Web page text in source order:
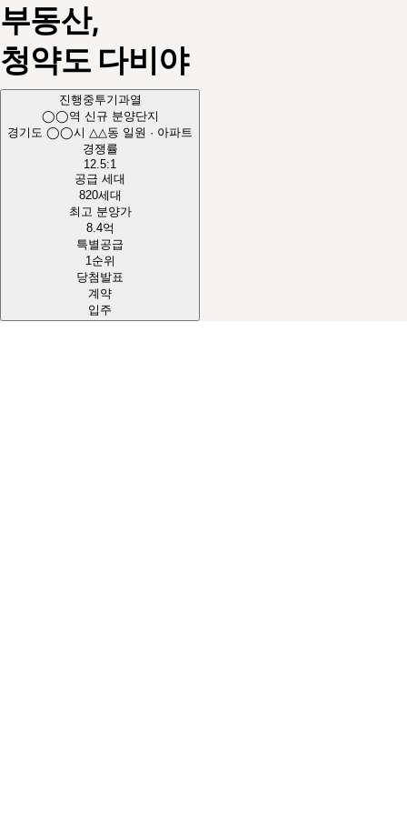
부동산,
청약도 다비야
진행중투기과열
◯◯역 신규 분양단지
경기도 ◯◯시 △△동 일원 · 아파트
경쟁률
12.5:1
공급 세대
820세대
최고 분양가
8.4억
특별공급
1순위
당첨발표
계약
입주